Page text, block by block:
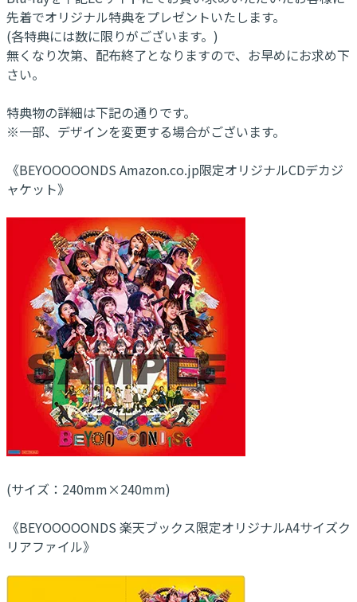
先着でオリジナル特典をプレゼントいたします。
(各特典には数に限りがございます。)
無くなり次第、配布終了となりますので、お早めにお求め下
さい。
特典物の詳細は下記の通りです。
※一部、デザインを変更する場合がございます。
《BEYOOOOONDS Amazon.co.jp限定オリジナルCDデカジ
ャケット》
(サイズ：240mm×240mm)
《BEYOOOOONDS 楽天ブックス限定オリジナルA4サイズク
リアファイル》